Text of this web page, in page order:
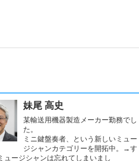
妹尾 高史
某輸送用機器製造メーカー勤務でし
た。
ミニ鍵盤奏者、という新しいミュー
ジシャンカテゴリーを開拓中。→す
ュージシャンは忘れてしまいまし